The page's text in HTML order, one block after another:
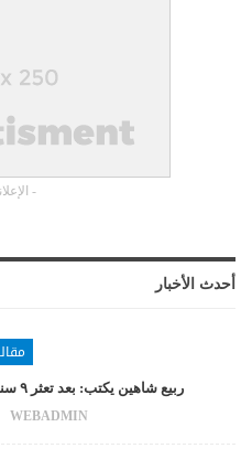
- الإعلانات -
أحدث الأخبار
ربيع شاهين يكتب: بعد تعثر ٩ سنوات .. مصر والجامعة تعدان…
WEBADMIN